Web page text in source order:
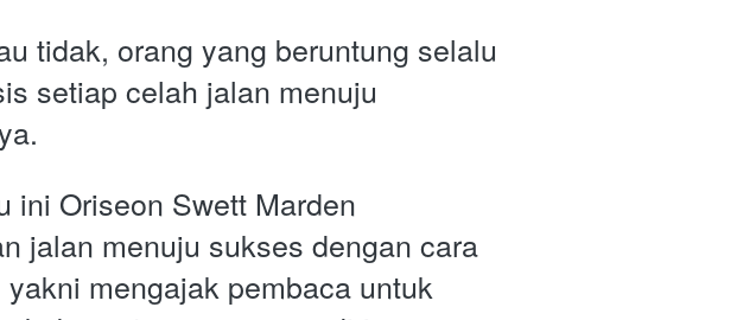
tidak, orang yang beruntung selalu
setiap celah jalan menuju
ini Oriseon Swett Marden
jalan menuju sukses dengan cara
mengajak pembaca untuk